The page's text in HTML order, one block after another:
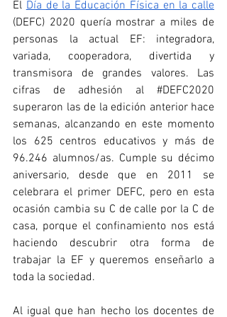
El Día de la Educación Física en la calle
(DEFC) 2020 quería mostrar a miles de
personas la actual EF: integradora,
variada, cooperadora, divertida y
transmisora de grandes valores. Las
cifras de adhesión al #DEFC2020
superaron las de la edición anterior hace
semanas, alcanzando en este momento
los 625 centros educativos y más de
96.246 alumnos/as. Cumple su décimo
aniversario, desde que en 2011 se
celebrara el primer DEFC, pero en esta
ocasión cambia su C de calle por la C de
casa, porque el confinamiento nos está
haciendo descubrir otra forma de
trabajar la EF y queremos enseñarlo a
toda la sociedad.
Al igual que han hecho los docentes de